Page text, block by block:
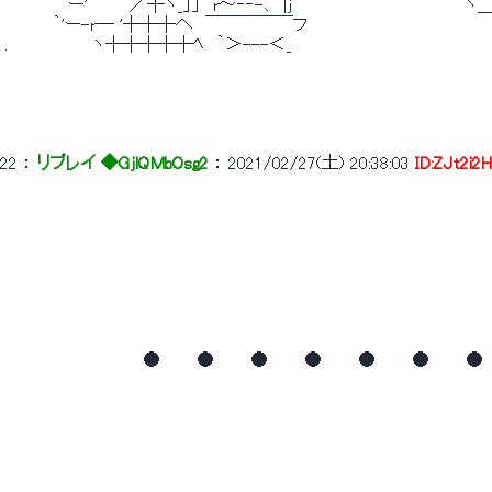
｀　ー'　　　 ／┼ヽ_」」　r～‐‐-､　|j　　　　　　　　 　 　 　 　
｀'ー-r― '┼┼┼へ　￣￣￣￣￣フ
.　　　　　 　 ヽ┼┼┼┼┼ﾍ　｀＞---＜_
22 ： リプレイ ◆GjlQMbOsg2 ： 2021/02/27(土) 20:38:03
●　　　●　　　●　　　●　　　●　　　●　　　●　